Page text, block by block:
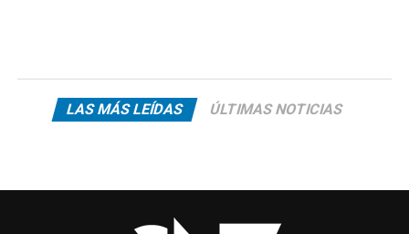
LAS MÁS LEÍDAS ÚLTIMAS NOTICIAS